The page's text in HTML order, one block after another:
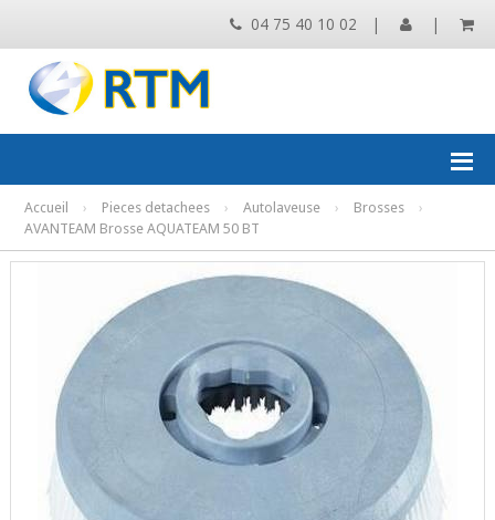
04 75 40 10 02 | |
Accueil › Pieces detachees › Autolaveuse › Brosses
›
AVANTEAM Brosse AQUATEAM 50 BT